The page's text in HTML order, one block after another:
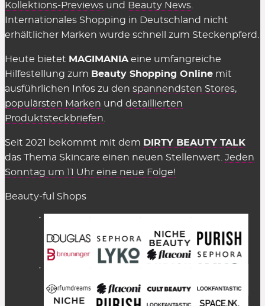
Kollektions-Previews und Beauty News.
Internationales Shopping in Deutschland nicht
erhältlicher Marken wurde schnell zum Steckenpferd.
Heute bietet MAGIMANIAeine umfangreiche
Hilfestellung zum Beauty Shopping Online mit
ausführlichen Infos zu den spannendsten Stores,
populärsten Marken und detaillierten
Produktsteckbriefen.
Seit 2021 bekommt mit dem DIRTY BEAUTY TALK
das Thema Skincare einen neuen Stellenwert. Jeden
Sonntag um 11 Uhr eine neue Folge!
Beauty-ful Shops